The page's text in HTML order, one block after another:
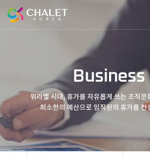
Business
워라밸 시대, 휴가를 자유롭게 쓰는 조직문
최소한의 예산으로 임직원의 휴가를 컨